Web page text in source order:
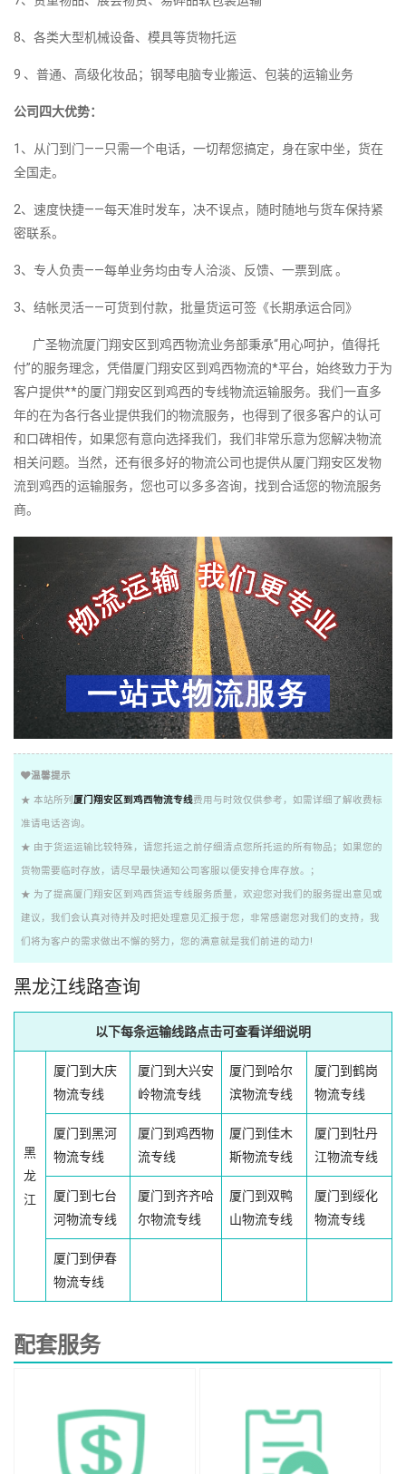
8、各类大型机械设备、模具等货物托运
9 、普通、高级化妆品；钢琴电脑专业搬运、包装的运输业务
公司四大优势：
1、从门到门——只需一个电话，一切帮您搞定，身在家中坐，货在
全国走。
2、速度快捷——每天准时发车，决不误点，随时随地与货车保持紧
密联系。
3、专人负责——每单业务均由专人洽淡、反馈、一票到底 。
3、结帐灵活——可货到付款，批量货运可签《长期承运合同》
广圣物流厦门翔安区到鸡西物流业务部秉承“用心呵护，值得托
付”的服务理念，凭借厦门翔安区到鸡西物流的*平台，始终致力于为
客户提供**的厦门翔安区到鸡西的专线物流运输服务。我们一直多
年的在为各行各业提供我们的物流服务，也得到了很多客户的认可
和口碑相传，如果您有意向选择我们，我们非常乐意为您解决物流
相关问题。当然，还有很多好的物流公司也提供从厦门翔安区发物
流到鸡西的运输服务，您也可以多多咨询，找到合适您的物流服务
商。
温馨提示
★ 本站所列 厦门翔安区到鸡西物流专线费用与时效仅供参考，如需详细了解收费标
准请电话咨询。
★ 由于货运运输比较特殊，请您托运之前仔细清点您所托运的所有物品；如果您的
货物需要临时存放，请尽早最快通知公司客服以便安排仓库存放。；
★ 为了提高厦门翔安区到鸡西货运专线服务质量，欢迎您对我们的服务提出意见或
建议，我们会认真对待并及时把处理意见汇报于您，非常感谢您对我们的支持，我
们将为客户的需求做出不懈的努力，您的满意就是我们前进的动力!
黑龙江线路查询
以下每条运输线路点击可查看详细说明
黑
龙
江
厦门到大庆
物流专线
厦门到大兴安
岭物流专线
厦门到哈尔
滨物流专线
厦门到鹤岗
物流专线
厦门到黑河
物流专线
厦门到鸡西物
流专线
厦门到佳木
斯物流专线
厦门到牡丹
江物流专线
厦门到七台
河物流专线
厦门到齐齐哈
尔物流专线
厦门到双鸭
山物流专线
厦门到绥化
物流专线
厦门到伊春
物流专线
配套服务